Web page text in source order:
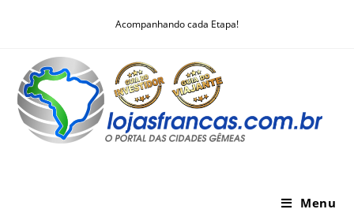
Acompanhando cada Etapa!
Menu